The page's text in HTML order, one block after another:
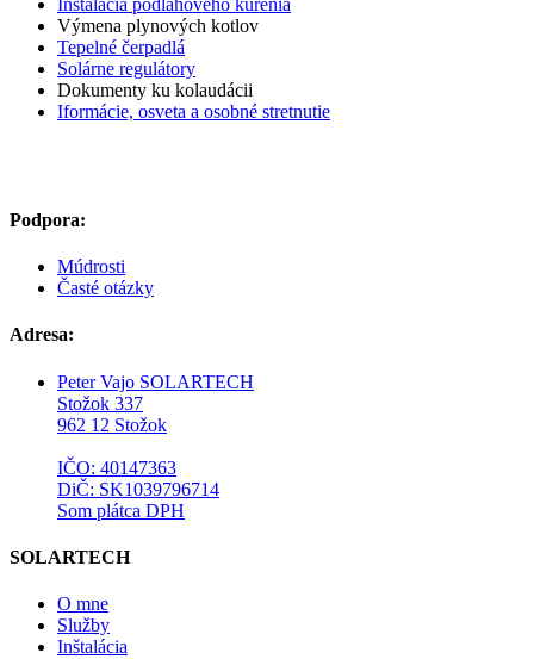
Výmena plynových kotlov
Tepelné čerpadlá
Solárne regulátory
Dokumenty ku kolaudácii
Iformácie, osveta a osobné stretnutie
Podpora:
Múdrosti
Časté otázky
Adresa:
Peter Vajo SOLARTECH
Stožok 337
962 12 Stožok
IČO: 40147363
DiČ: SK1039796714
Som plátca DPH
SOLARTECH
O mne
Služby
Inštalácia